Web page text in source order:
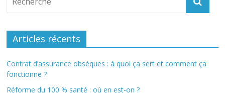
Articles récents
Contrat d’assurance obsèques : à quoi ça sert et comment ça
fonctionne ?
Réforme du 100 % santé : où en est-on ?